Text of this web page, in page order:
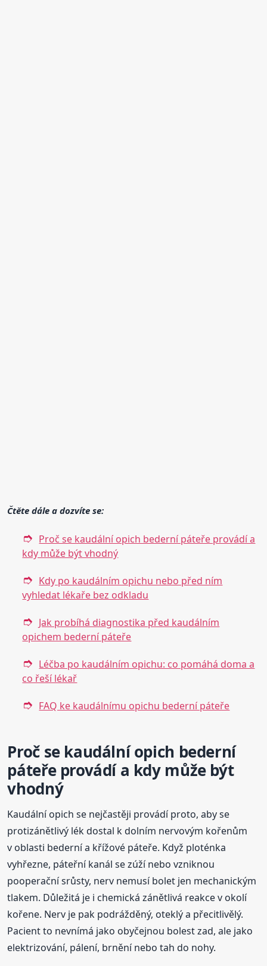
Čtěte dále a dozvíte se:
Proč se kaudální opich bederní páteře provádí a
kdy může být vhodný
Kdy po kaudálním opichu nebo před ním
vyhledat lékaře bez odkladu
Jak probíhá diagnostika před kaudálním
opichem bederní páteře
Léčba po kaudálním opichu: co pomáhá doma a
co řeší lékař
FAQ ke kaudálnímu opichu bederní páteře
Proč se kaudální opich bederní
páteře provádí a kdy může být
vhodný
Kaudální opich se nejčastěji provádí proto, aby se
protizánětlivý lék dostal k dolním nervovým kořenům
v oblasti bederní a křížové páteře. Když ploténka
vyhřezne, páteřní kanál se zúží nebo vzniknou
pooperační srůsty, nerv nemusí bolet jen mechanickým
tlakem. Důležitá je i chemická zánětlivá reakce v okolí
kořene. Nerv je pak podrážděný, oteklý a přecitlivělý.
Pacient to nevnímá jako obyčejnou bolest zad, ale jako
elektrizování, pálení, brnění nebo tah do nohy.